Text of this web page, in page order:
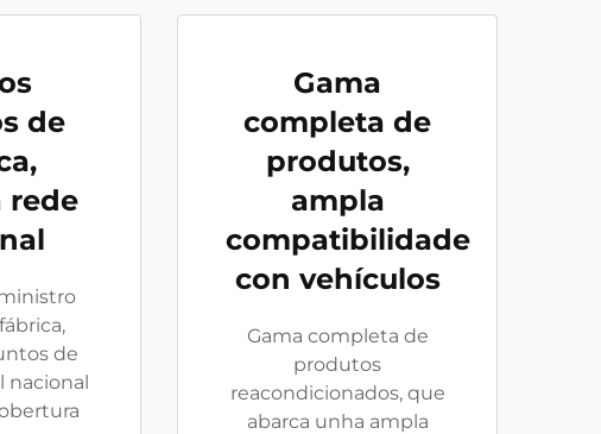
de
rede
de
nacional
Gama
completa de
produtos,
ampla
compatibilidade
con vehículos
Gama completa de
produtos
reacondicionados, que
abarca unha ampla